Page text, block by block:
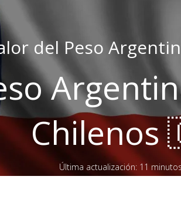
del Peso
Última actualización: 11